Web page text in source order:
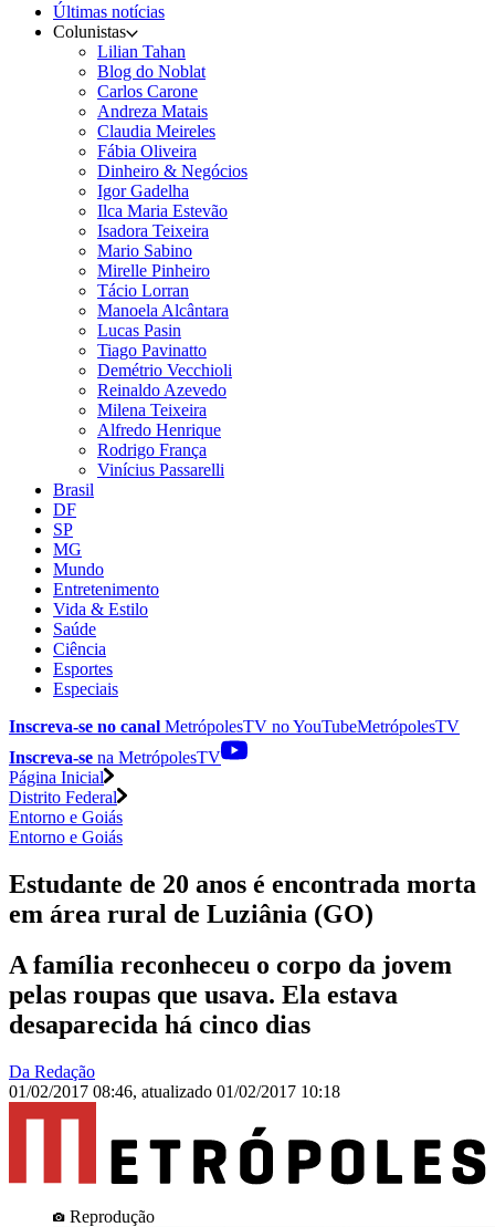
Últimas notícias
Colunistas
Lilian Tahan
Blog do Noblat
Carlos Carone
Andreza Matais
Claudia Meireles
Fábia Oliveira
Dinheiro & Negócios
Igor Gadelha
Ilca Maria Estevão
Isadora Teixeira
Mario Sabino
Mirelle Pinheiro
Tácio Lorran
Manoela Alcântara
Lucas Pasin
Tiago Pavinatto
Demétrio Vecchioli
Reinaldo Azevedo
Milena Teixeira
Alfredo Henrique
Rodrigo França
Vinícius Passarelli
Brasil
DF
SP
MG
Mundo
Entretenimento
Vida & Estilo
Saúde
Ciência
Esportes
Especiais
Inscreva-se no canal MetrópolesTV noYouTubeMetrópolesTV
Inscreva-se na MetrópolesTV
Página Inicial
Distrito Federal
Entorno e Goiás
Entorno e Goiás
Estudante de 20 anos é encontrada morta
em área rural de Luziânia (GO)
A família reconheceu o corpo da jovem
pelas roupas que usava. Ela estava
desaparecida há cinco dias
Da Redação
01/02/2017 08:46, atualizado 01/02/2017 10:18
Reprodução